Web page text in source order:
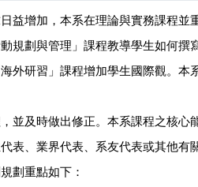
益增加，本系在理論與實務課程
規劃與管理」課程教導學生如何
外研習」課程增加學生國際觀。本
並及時做出修正。本系課程之核
表、業界代表、系友代表或其他有
劃重點如下：